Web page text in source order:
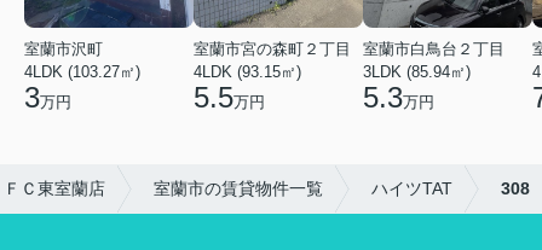
室蘭市沢町
4LDK (103.27㎡)
3万円
室蘭市宮の森町２丁目
4LDK (93.15㎡)
5.5万円
室蘭市白鳥台２丁目
3LDK (85.94㎡)
5.3万円
Ｃ東室蘭店 室蘭市の賃貸物件一覧 ハイツTAT 308